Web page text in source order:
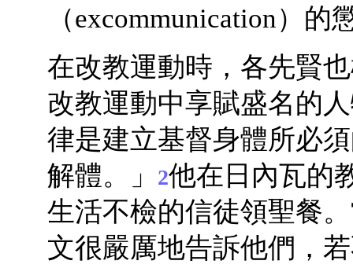
（excommunication）的
在改教運動時，各先賢
改教運動中享賦盛名的
律是建立基督身體所必
解體。」
2他在日內瓦的
生活不檢的信徒領聖餐
文很嚴厲地告訴他們，